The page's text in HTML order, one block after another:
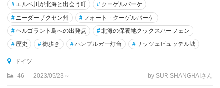
イ
ン
ウ
ル
ム
ウ
# エルベ川が北海と出会う町 # クーゲルバーケ
# ニーダーザクセン州 # フォート・クーゲルバーケ
#ヘルゴラント島への出発点 #北海の保養地クックスハーフェン
# 歴史 #街歩き #ハンブルガー灯台 # リッツェビュッテル城
ドイツ
46 2023/05/23～ by SUR SHANGHAIさん